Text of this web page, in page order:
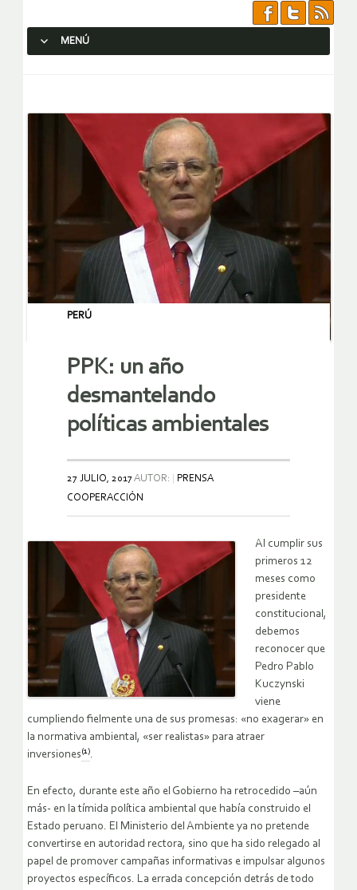
MENÚ
PERÚ
PPK: un año
desmantelando
políticas ambientales
27 JULIO, 2017AUTOR:
PRENSA
COOPERACCIÓN
Al cumplir sus
primeros 12
meses como
presidente
constitucional,
debemos
reconocer que
Pedro Pablo
Kuczynski
viene
cumpliendo fielmente una de sus promesas: «no exagerar» en
la normativa ambiental, «ser realistas» para atraer
inversiones(1).
En efecto, durante este año el Gobierno ha retrocedido –aún
más- en la tímida política ambiental que había construido el
Estado peruano. El Ministerio del Ambiente ya no pretende
convertirse en autoridad rectora, sino que ha sido relegado al
papel de promover campañas informativas e impulsar algunos
proyectos específicos. La errada concepción detrás de todo